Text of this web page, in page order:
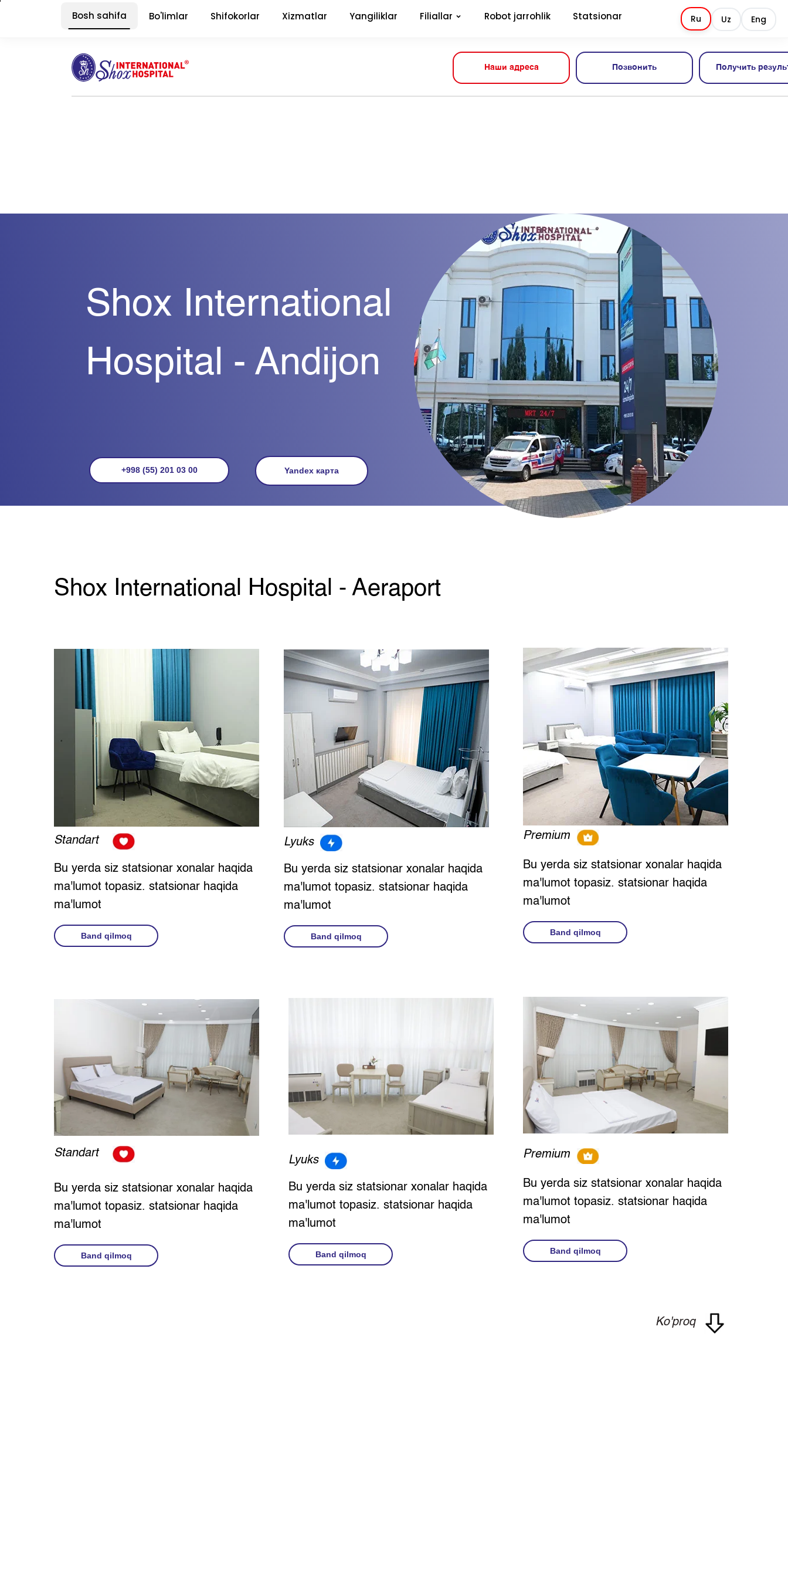
Наши адреса Получить
Позвонить
Bosh sahifa Bo'limlar Shifokorlar Xizmatlar Yangiliklar Filiallar Robot jarrohlik Statsionar Ru Uz Eng
Yandex карта
Shox International
Hospital - Andijon
+998 (55) 201 03 00
Bu yerda siz statsionar xonalar haqida
ma'lumot topasiz. statsionar haqida
ma'lumot
Band qilmoq
Standart
Premium
Bu yerda siz statsionar xonalar haqida
ma'lumot topasiz. statsionar haqida
ma'lumot
Band qilmoq
Lyuks
Bu yerda siz statsionar xonalar haqida
ma'lumot topasiz. statsionar haqida
ma'lumot
Band qilmoq
Premium
Bu yerda siz statsionar xonalar haqida
ma'lumot topasiz. statsionar haqida
ma'lumot
Band qilmoq
Lyuks
Bu yerda siz statsionar xonalar haqida
ma'lumot topasiz. statsionar haqida
ma'lumot
Band qilmoq
Bu yerda siz statsionar xonalar haqida
ma'lumot topasiz. statsionar haqida
ma'lumot
Band qilmoq
Standart
Shox International Hospital - Aeraport
Ko'proq